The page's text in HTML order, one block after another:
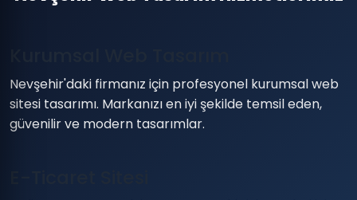
Nevşehir'daki firmanız için profesyonel kurumsal web
sitesi tasarımı. Markanızı en iyi şekilde temsil eden,
güvenilir ve modern tasarımlar.